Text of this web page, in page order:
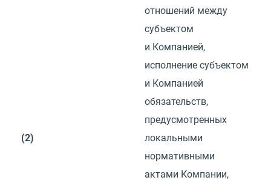
(2)
отношений между
субъектом
и Компанией,
исполнение субъектом
и Компанией
обязательств,
предусмотренных
локальными
нормативными
актами Компании,